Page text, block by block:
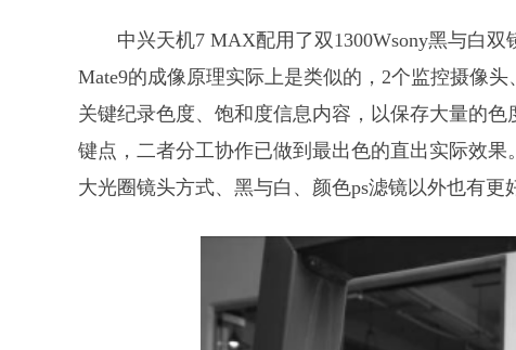
中兴天机7 MAX配用了双1300Wsony黑与白
Mate9的成像原理实际上是类似的，2个监控摄像
关键纪录色度、饱和度信息内容，以保存大量的
键点，二者分工协作已做到最出色的直出实际效
大光圈镜头方式、黑与白、颜色ps滤镜以外也有更